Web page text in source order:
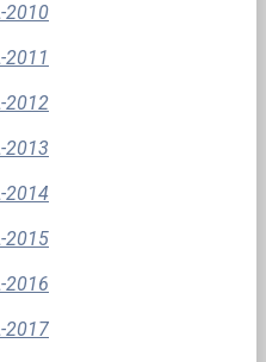
2010
2011
2012
2013
2014
2015
2016
2017